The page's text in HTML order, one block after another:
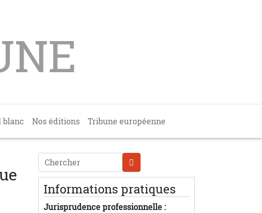
blanc Nos éditions Tribune européenne
Chercher
Informations pratiques
Jurisprudence professionnelle :